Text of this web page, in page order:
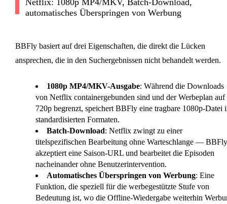
Netflix: 1080p MP4/MKV, Batch-Download,
automatisches Überspringen von Werbung
BBFly basiert auf drei Eigenschaften, die direkt die Lücken
ansprechen, die in den Suchergebnissen nicht behandelt werden.
1080p MP4/MKV-Ausgabe: Während die Downloads
von Netflix containergebunden sind und der Werbeplan auf
720p begrenzt, speichert BBFly eine tragbare 1080p-Datei
standardisierten Formaten.
Batch-Download: Netflix zwingt zu einer
titelspezifischen Bearbeitung ohne Warteschlange — BBFly
akzeptiert eine Saison-URL und bearbeitet die Episoden
nacheinander ohne Benutzerintervention.
Automatisches Überspringen von Werbung: Eine
Funktion, die speziell für die werbegestützte Stufe von
Bedeutung ist, wo die Offline-Wiedergabe weiterhin